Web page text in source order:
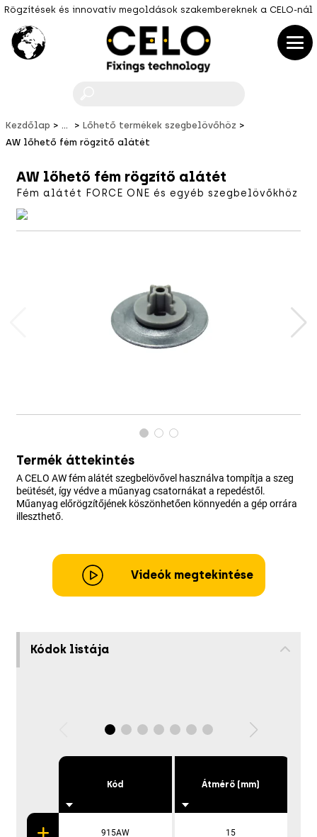
Rögzítések és innovatív megoldások szakembereknek a CELO-nál
Kezdőlap ...
Lőhető termékek szegbelövőhöz
AW lőhető fém rögzítő alátét
AW lőhető fém rögzítő alátét
Fém alátét FORCE ONE és egyéb szegbelövőkhöz
Termék áttekintés
A CELO AW fém alátét szegbelövővel használva tompítja a szeg
beütését, így védve a műanyag csatornákat a repedéstől.
Műanyag előrögzítőjének köszönhetően könnyedén a gép orrára
illeszthető.
Videók megtekintése
Kódok listája
Kód
915AW
Átmérő (mm)
15